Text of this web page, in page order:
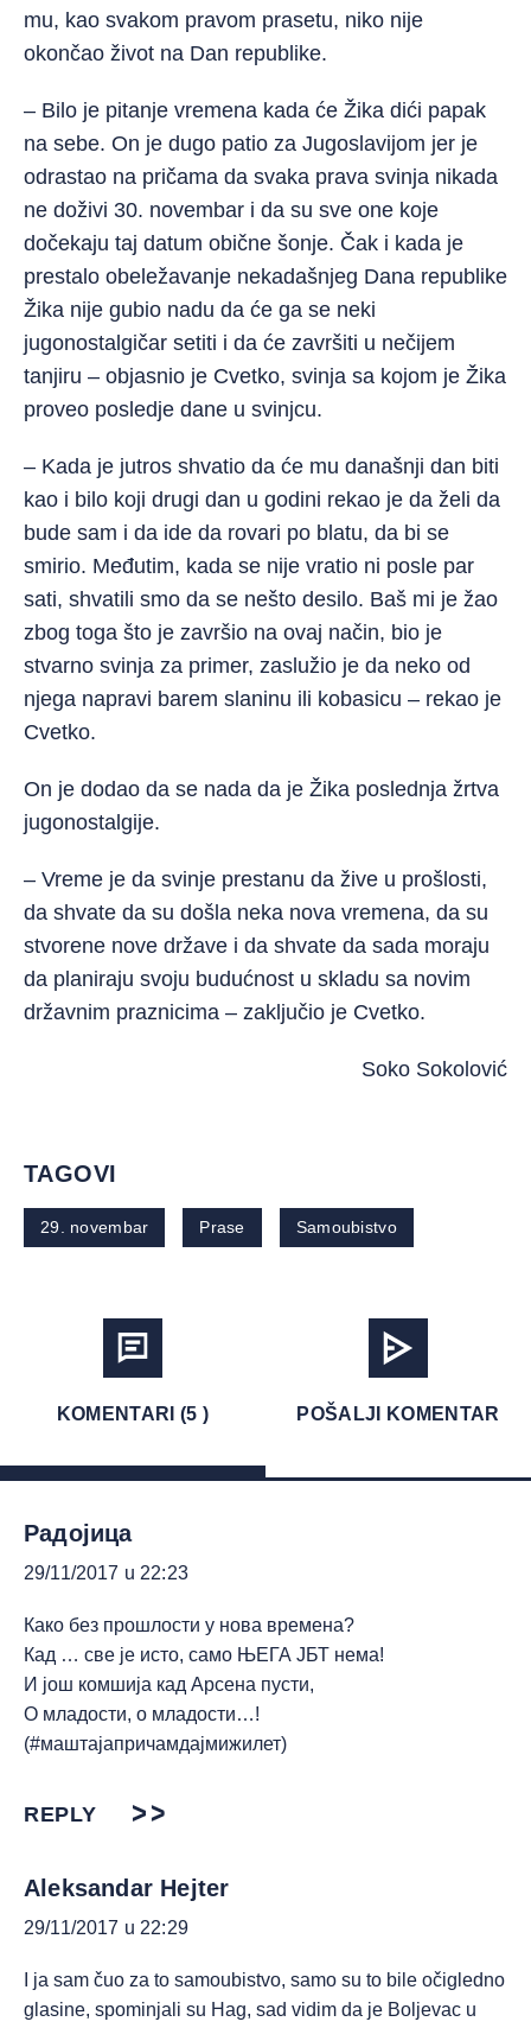
mu, kao svakom pravom prasetu, niko nije
okončao život na Dan republike.
– Bilo je pitanje vremena kada će Žika dići papak
na sebe. On je dugo patio za Jugoslavijom jer je
odrastao na pričama da svaka prava svinja nikada
ne doživi 30. novembar i da su sve one koje
dočekaju taj datum obične šonje. Čak i kada je
prestalo obeležavanje nekadašnjeg Dana republike
Žika nije gubio nadu da će ga se neki
jugonostalgičar setiti i da će završiti u nečijem
tanjiru – objasnio je Cvetko, svinja sa kojom je Žika
proveo posledje dane u svinjcu.
– Kada je jutros shvatio da će mu današnji dan biti
kao i bilo koji drugi dan u godini rekao je da želi da
bude sam i da ide da rovari po blatu, da bi se
smirio. Međutim, kada se nije vratio ni posle par
sati, shvatili smo da se nešto desilo. Baš mi je žao
zbog toga što je završio na ovaj način, bio je
stvarno svinja za primer, zaslužio je da neko od
njega napravi barem slaninu ili kobasicu – rekao je
Cvetko.
On je dodao da se nada da je Žika poslednja žrtva
jugonostalgije.
– Vreme je da svinje prestanu da žive u prošlosti,
da shvate da su došla neka nova vremena, da su
stvorene nove države i da shvate da sada moraju
da planiraju svoju budućnost u skladu sa novim
državnim praznicima – zaključio je Cvetko.
Soko Sokolović
TAGOVI
29. novembar Prase Samoubistvo
KOMENTARI (5 ) POŠALJI KOMENTAR
Радојица
29/11/2017 u 22:23
Како без прошлости у нова времена?
Кад … све је исто, само ЊЕГА ЈБТ нема!
И још комшија кад Арсена пусти,
О младости, о младости…!
(#маштајапричамдајмижилет)
REPLY
Aleksandar Hejter
29/11/2017 u 22:29
I ja sam čuo za to samoubistvo, samo su to bile očigledno
glasine, spominjali su Hag, sad vidim da je Boljevac u